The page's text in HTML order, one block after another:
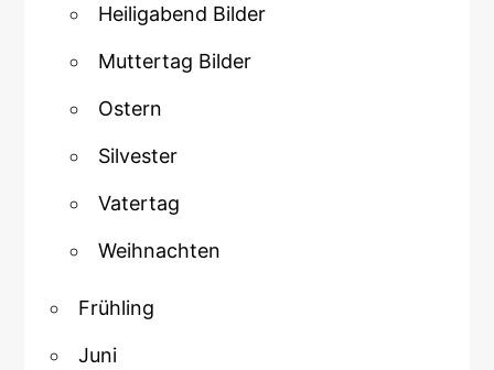
Heiligabend Bilder
Muttertag Bilder
Ostern
Silvester
Vatertag
Weihnachten
Frühling
Juni